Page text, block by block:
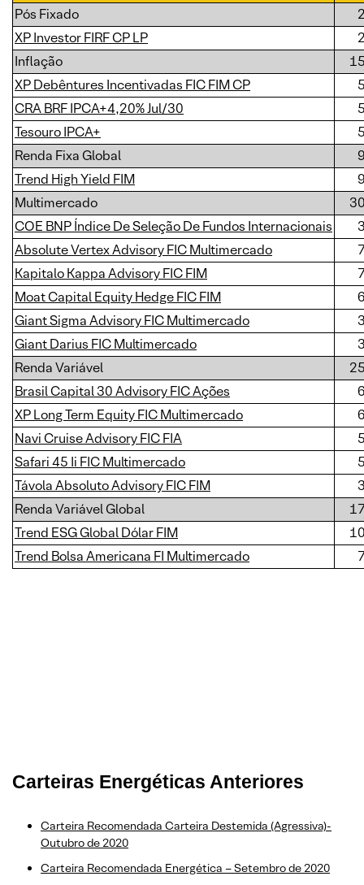
Pós Fixado
XP Investor FIRF CP LP
Inflação
XP Debêntures Incentivadas FIC FIM CP
CRA BRF IPCA+4,20% Jul/30
Tesouro IPCA+
Renda Fixa Global
Trend High Yield FIM
Multimercado
COE BNP Índice De Seleção De Fundos Internacionais
Absolute Vertex Advisory FIC Multimercado
Kapitalo Kappa Advisory FIC FIM
Moat Capital Equity Hedge FIC FIM
Giant Sigma Advisory FIC Multimercado
Giant Darius FIC Multimercado
Renda Variável
Brasil Capital 30 Advisory FIC Ações
XP Long Term Equity FIC Multimercado
Navi Cruise Advisory FIC FIA
Safari 45 Ii FIC Multimercado
Távola Absoluto Advisory FIC FIM
Renda Variável Global
Trend ESG Global Dólar FIM
Trend Bolsa Americana FI Multimercado
Carteiras Energéticas Anteriores
Carteira Recomendada Carteira Destemida (Agressiva)-
Outubro de 2020
Carteira Recomendada Energética – Setembro de 2020